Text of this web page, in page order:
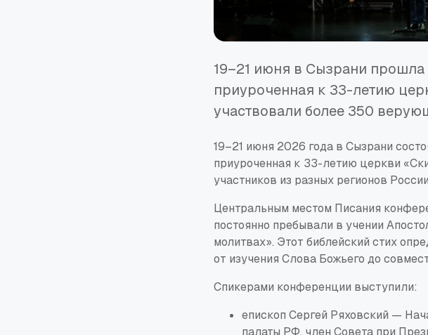
19–21 июня в Сызрани
приуроченная к 33-летию
участвовали более 350
19–21 июня 2026 года в Сызрани
приуроченная к 33-летию церкви
участников из разных регионов
Центральным местом Писания
постоянно пребывали в учении
молитвах». Этот библейский стих
от изучения Слова Божьего до
Спикерами конференции выступили:
епископ Сергей Ряховский —
палаты РФ, член Совета при